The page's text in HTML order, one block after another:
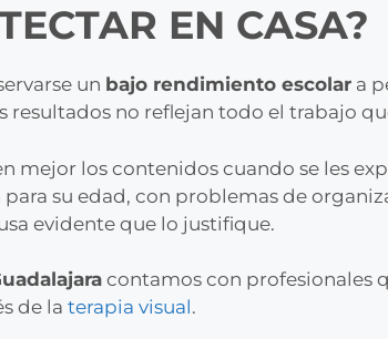
EN CASA?
un bajo rendimiento escolar a
no reflejan todo el trabajo
los contenidos cuando se les
su edad, con problemas de
evidente que lo justifique.
contamos con profesionales
de la terapia visual.